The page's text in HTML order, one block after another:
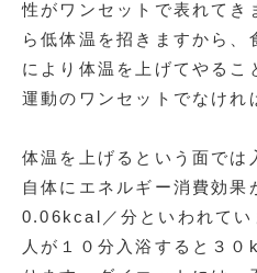
性がワンセットで表れてき
ら低体温を招きますから、
により体温を上げてやるこ
運動のワンセットでなけれ
体温を上げるという面では
自体にエネルギー消費効果
0.06kcal／分といわれてい
人が１０分入浴すると３